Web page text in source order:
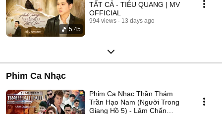
5:45
TẤT CẢ - TIÊU QUANG | MV
OFFICIAL
994 views 13 days ago
Phim Ca Nhạc
Phim Ca Nhạc Thần Thám
Trần Hạo Nam (Người Trong
Giang Hồ 5) - Lâm Chấn